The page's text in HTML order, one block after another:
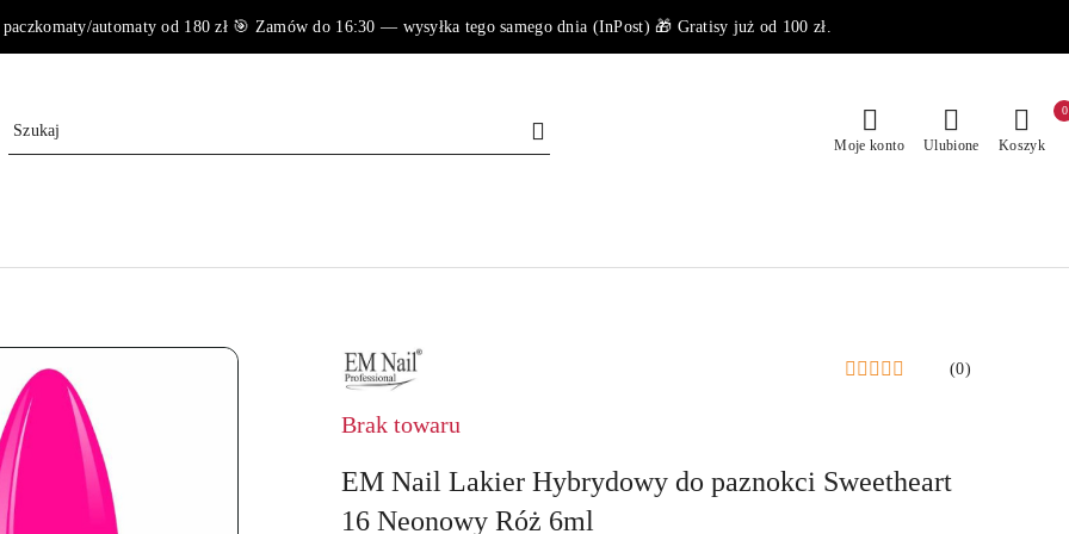
paczkomaty/automaty od 180 zł 🎯 Zamów do 16:30 — wysyłka tego samego dnia (InPost) 🎁 Gratisy już od 100 zł.
Moje konto Ulubione Koszyk
0
NAZWA
PRODUCENTA:
EM
PROFESSIONAL
(0)
Brak towaru
EM Nail Lakier Hybrydowy do paznokci Sweetheart
16 Neonowy Róż 6ml